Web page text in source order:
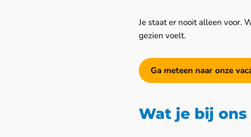
Je staat er nooit alleen voor.
gezien voelt.
Ga meteen naar onze
Wat je bij